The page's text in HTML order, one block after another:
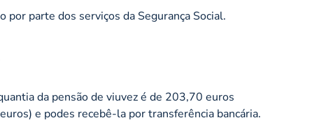
parte dos serviços da Segurança Social.
da pensão de viuvez é de 203,70 euros
e podes recebê-la por transferência bancária.